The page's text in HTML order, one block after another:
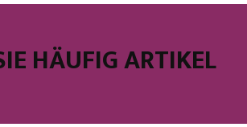
HÄUFIG ARTIKEL